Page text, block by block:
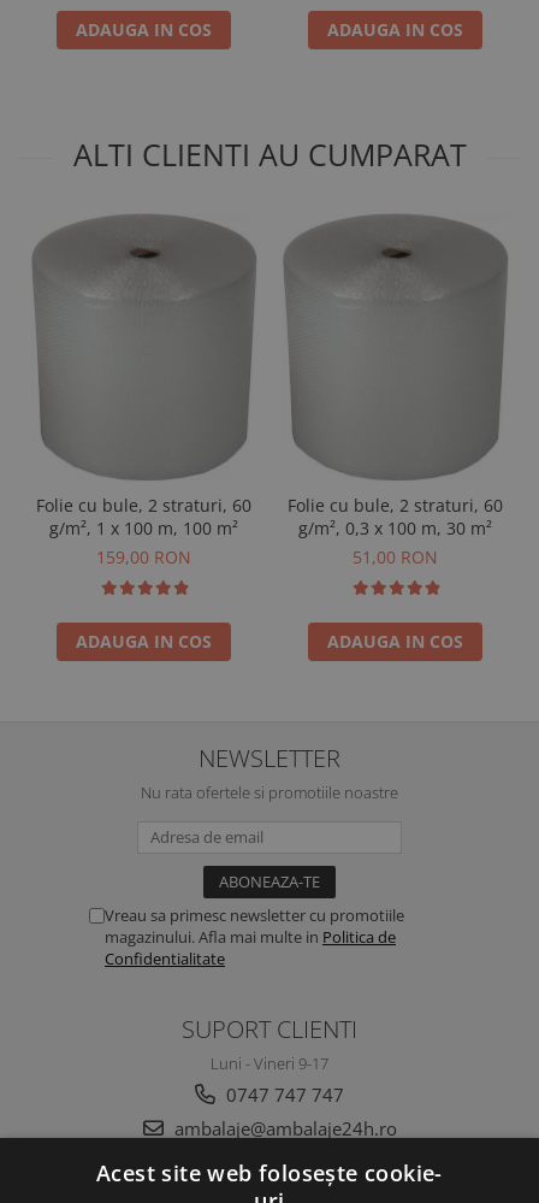
ADAUGA IN COS ADAUGA IN COS
ALTI CLIENTI AU CUMPARAT
Folie cu bule, 2 straturi, 60
g/m², 1 x 100 m, 100 m²
159,00 RON
ADAUGA IN COS
Folie cu bule, 2 straturi, 60
g/m², 0,3 x 100 m, 30 m²
51,00 RON
ADAUGA IN COS
NEWSLETTER
Nu rata ofertele si promotiile noastre
Vreau sa primesc newsletter cu promotiile
magazinului. Afla mai multe in Politica de
Confidentialitate
SUPORT CLIENTI
Luni - Vineri 9-17
0747 747 747
ambalaje@ambalaje24h.ro
Acest site web folosește cookie-